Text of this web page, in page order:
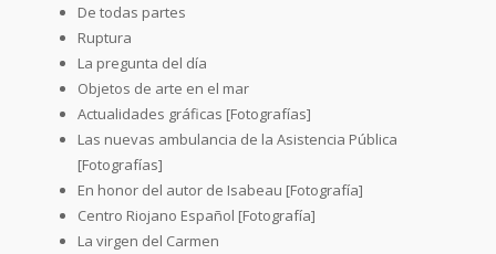
De todas partes
Ruptura
La pregunta del día
Objetos de arte en el mar
Actualidades gráficas [Fotografías]
Las nuevas ambulancia de la Asistencia Pública
[Fotografías]
En honor del autor de Isabeau [Fotografía]
Centro Riojano Español [Fotografía]
La virgen del Carmen